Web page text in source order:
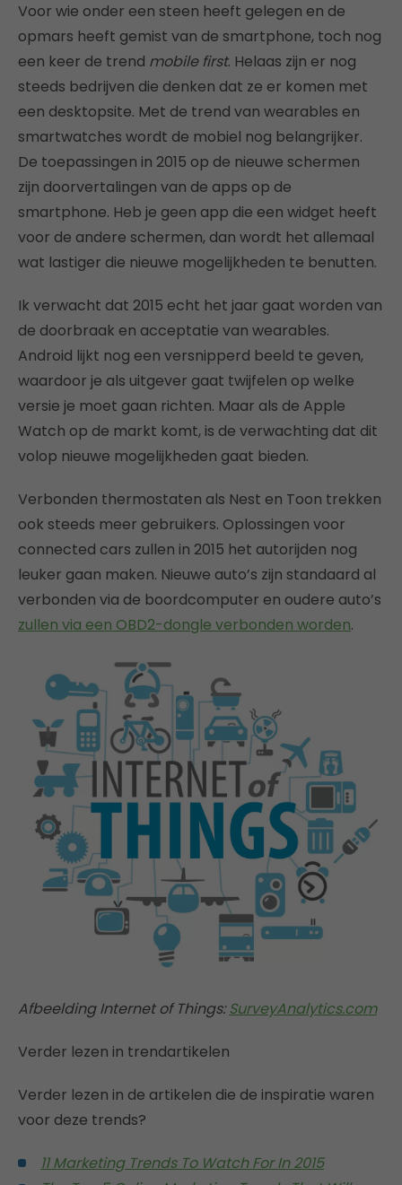
Voor wie onder een steen heeft gelegen en de
opmars heeft gemist van de smartphone, toch nog
een keer de trend mobile first. Helaas zijn er nog
steeds bedrijven die denken dat ze er komen met
een desktopsite. Met de trend van wearables en
smartwatches wordt de mobiel nog belangrijker.
De toepassingen in 2015 op de nieuwe schermen
zijn doorvertalingen van de apps op de
smartphone. Heb je geen app die een widget heeft
voor de andere schermen, dan wordt het allemaal
wat lastiger die nieuwe mogelijkheden te benutten.
Ik verwacht dat 2015 echt het jaar gaat worden van
de doorbraak en acceptatie van wearables.
Android lijkt nog een versnipperd beeld te geven,
waardoor je als uitgever gaat twijfelen op welke
versie je moet gaan richten. Maar als de Apple
Watch op de markt komt, is de verwachting dat dit
volop nieuwe mogelijkheden gaat bieden.
Verbonden thermostaten als Nest en Toon trekken
ook steeds meer gebruikers. Oplossingen voor
connected cars zullen in 2015 het autorijden nog
leuker gaan maken. Nieuwe auto’s zijn standaard al
verbonden via de boordcomputer en oudere auto’s
zullen via een OBD2-dongle verbonden worden.
Afbeelding Internet of Things:SurveyAnalytics.com
Verder lezen in trendartikelen
Verder lezen in de artikelen die de inspiratie waren
voor deze trends?
11 Marketing Trends To Watch For In 2015